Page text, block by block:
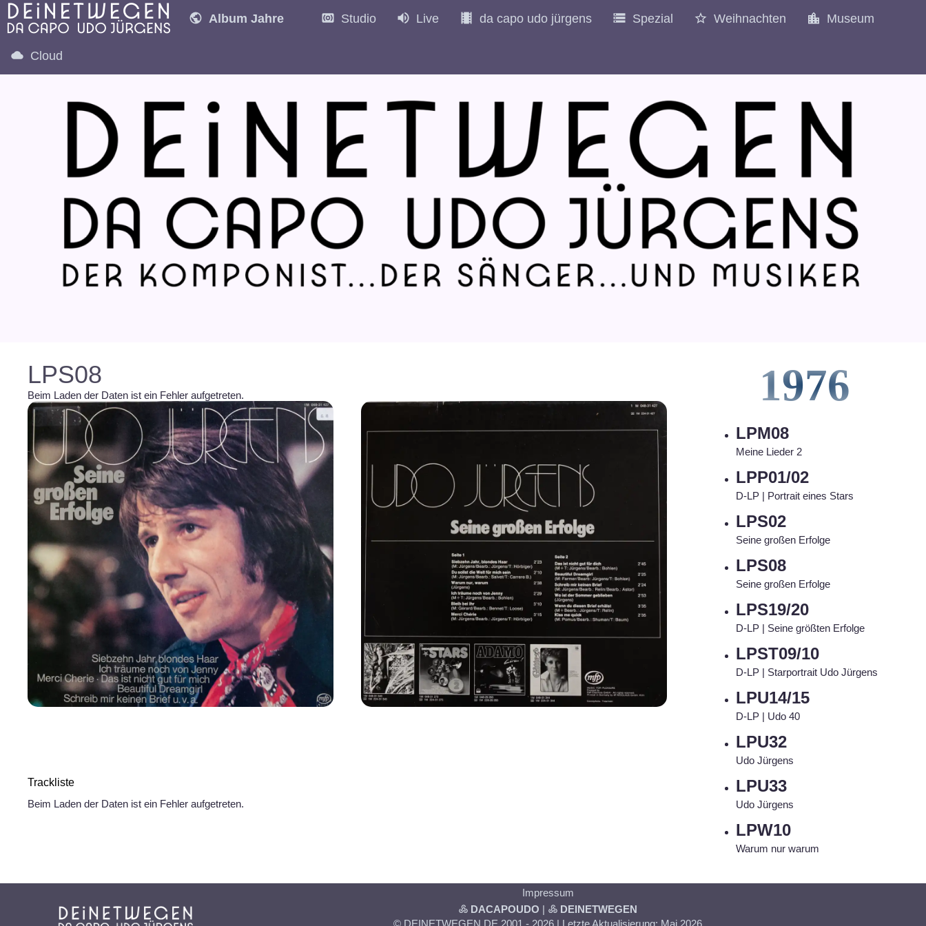
Album Jahre Studio Live da capo udo jürgens Spezial Weihnachten Museum
Cloud
LPS08
Beim Laden der Daten ist ein Fehler aufgetreten.
Trackliste
Beim Laden der Daten ist ein Fehler aufgetreten.
1976
LPM08
Meine Lieder 2
LPP01/02
D-LP | Portrait eines Stars
LPS02
Seine großen Erfolge
LPS08
Seine großen Erfolge
LPS19/20
D-LP | Seine größten Erfolge
LPST09/10
D-LP | Starportrait Udo Jürgens
LPU14/15
D-LP | Udo 40
LPU32
Udo Jürgens
LPU33
Udo Jürgens
LPW10
Warum nur warum
Impressum
DACAPOUDO |
DEINETWEGEN
© DEINETWEGEN.DE 2001 - 2026 | Letzte Aktualisierung: Mai 2026